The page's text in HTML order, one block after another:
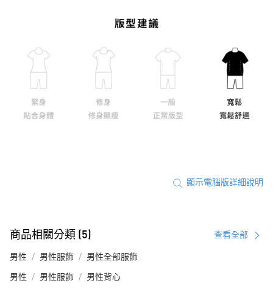
顯示電腦版詳細說明
商品相關分類 (5) 查看全部
男性 男性服飾 男性全部服飾
男性 男性服飾 男性背心